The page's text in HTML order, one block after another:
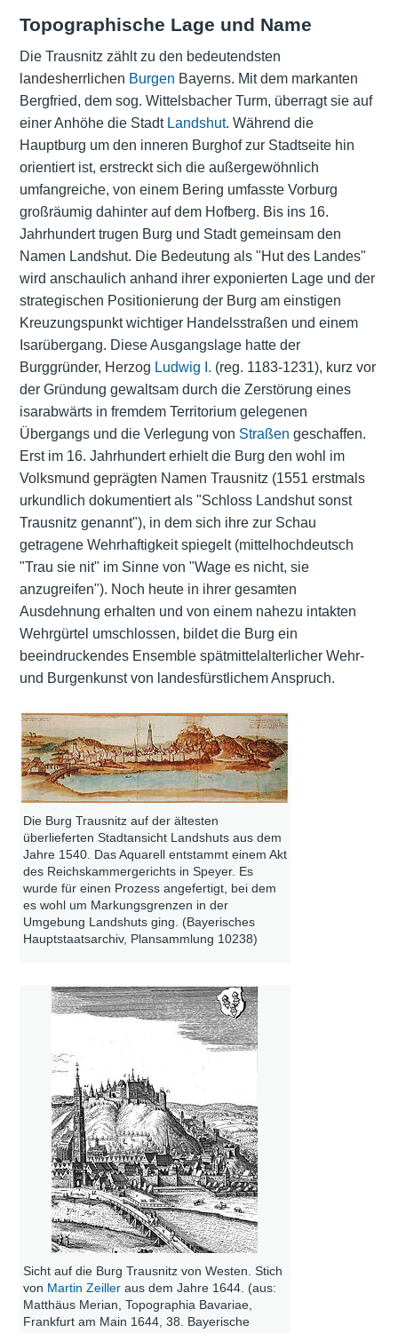
Topographische Lage und Name
Die Trausnitz zählt zu den bedeutendsten
landesherrlichen Burgen Bayerns. Mit dem markanten
Bergfried, dem sog. Wittelsbacher Turm, überragt sie auf
einer Anhöhe die Stadt Landshut. Während die
Hauptburg um den inneren Burghof zur Stadtseite hin
orientiert ist, erstreckt sich die außergewöhnlich
umfangreiche, von einem Bering umfasste Vorburg
großräumig dahinter auf dem Hofberg. Bis ins 16.
Jahrhundert trugen Burg und Stadt gemeinsam den
Namen Landshut. Die Bedeutung als "Hut des Landes"
wird anschaulich anhand ihrer exponierten Lage und der
strategischen Positionierung der Burg am einstigen
Kreuzungspunkt wichtiger Handelsstraßen und einem
Isarübergang. Diese Ausgangslage hatte der
Burggründer, Herzog Ludwig I. (reg. 1183-1231), kurz vor
der Gründung gewaltsam durch die Zerstörung eines
isarabwärts in fremdem Territorium gelegenen
Übergangs und die Verlegung von Straßen geschaffen.
Erst im 16. Jahrhundert erhielt die Burg den wohl im
Volksmund geprägten Namen Trausnitz (1551 erstmals
urkundlich dokumentiert als "Schloss Landshut sonst
Trausnitz genannt"), in dem sich ihre zur Schau
getragene Wehrhaftigkeit spiegelt (mittelhochdeutsch
"Trau sie nit" im Sinne von "Wage es nicht, sie
anzugreifen"). Noch heute in ihrer gesamten
Ausdehnung erhalten und von einem nahezu intakten
Wehrgürtel umschlossen, bildet die Burg ein
beeindruckendes Ensemble spätmittelalterlicher Wehr-
und Burgenkunst von landesfürstlichem Anspruch.
Die Burg Trausnitz auf der ältesten
überlieferten Stadtansicht Landshuts aus dem
Jahre 1540. Das Aquarell entstammt einem Akt
des Reichskammergerichts in Speyer. Es
wurde für einen Prozess angefertigt, bei dem
es wohl um Markungsgrenzen in der
Umgebung Landshuts ging. (Bayerisches
Hauptstaatsarchiv, Plansammlung 10238)
Sicht auf die Burg Trausnitz von Westen. Stich
von Martin Zeilleraus dem Jahre 1644. (aus:
Matthäus Merian, Topographia Bavariae,
Frankfurt am Main 1644, 38. Bayerische